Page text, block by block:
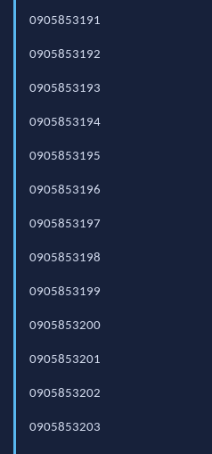
0905853191
0905853192
0905853193
0905853194
0905853195
0905853196
0905853197
0905853198
0905853199
0905853200
0905853201
0905853202
0905853203